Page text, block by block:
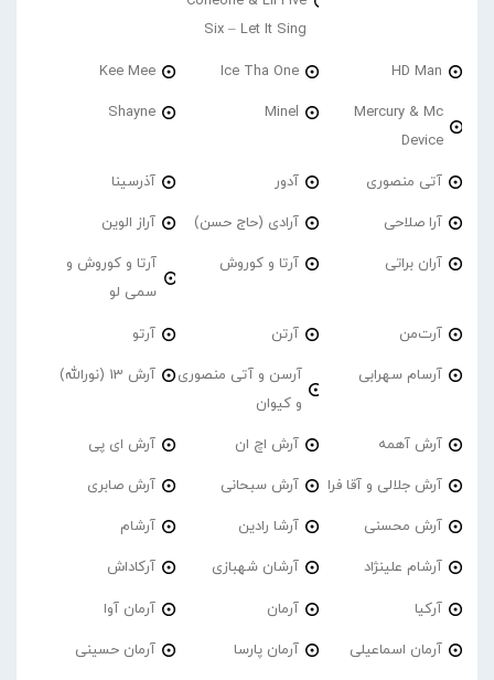
Six – Let It Sing
HD Man
Ice Tha One
Kee Mee
Mercury & Mc
Device
Minel
Shayne
آتی منصوری آدور آذرسینا
آرا صلاحی آرادی (حاج حسن) آراز الوین
آران براتی آرتا و کوروش
آرتا و کوروش و
سمی لو
آرت‌من آرتن آرتو
آرسام سهرابی
آرسن و آتی منصوری
و کیوان
آرش 13 (نورالله)
آرش آهمه آرش اچ ان آرش ای پی
آرش جلالی و آقا فرا آرش سبحانی آرش صابری
آرش محسنی آرشا رادین آرشام
آرشام علینژاد آرشان شهبازی آرکاداش
آرکیا آرمان آرمان آوا
آرمان اسماعیلی آرمان پارسا آرمان حسینی